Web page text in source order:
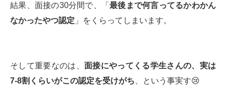
結果、面接の30分間で、「 最後まで何言ってるかわかん
なかったやつ認定 」をくらってしまいます。
そして重要なのは、 面接にやってくる学生さんの、実は
7-8割くらいがこの認定を受けがち 、という事実す😢